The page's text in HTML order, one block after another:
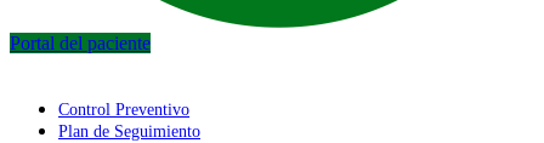
Portal del paciente
Control Preventivo
Plan de Seguimiento